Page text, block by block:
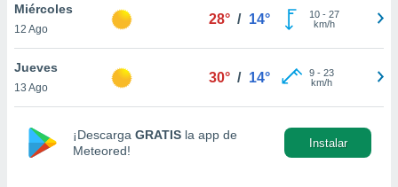
de
Miércoles
12 Ago
28° / 14° 10- 27
km/h
Jueves
13 Ago
30° / 14° 9- 23
km/h
¡Descarga GRATIS la app de
Meteored!
Instalar